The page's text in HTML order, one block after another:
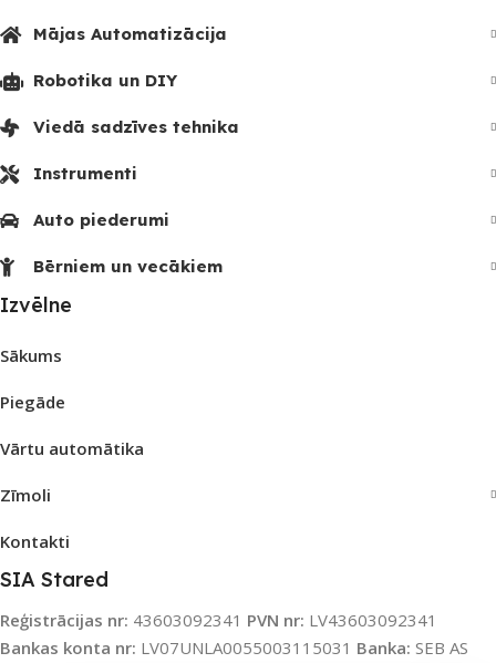
Mājas Automatizācija
Robotika un DIY
Viedā sadzīves tehnika
Instrumenti
Auto piederumi
Bērniem un vecākiem
Izvēlne
Sākums
Piegāde
Vārtu automātika
Zīmoli
Kontakti
SIA Stared
Reģistrācijas nr: 43603092341 PVN nr: LV43603092341
Bankas konta nr: LV07UNLA0055003115031 Banka: SEB AS